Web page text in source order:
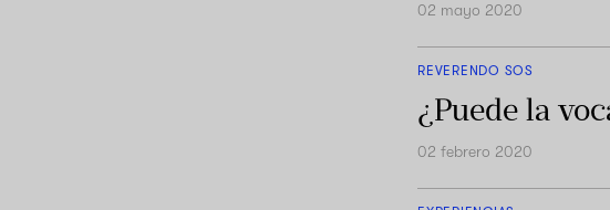
02 mayo 2020
REVERENDO SOS
¿Puede la
02 febrero 2020